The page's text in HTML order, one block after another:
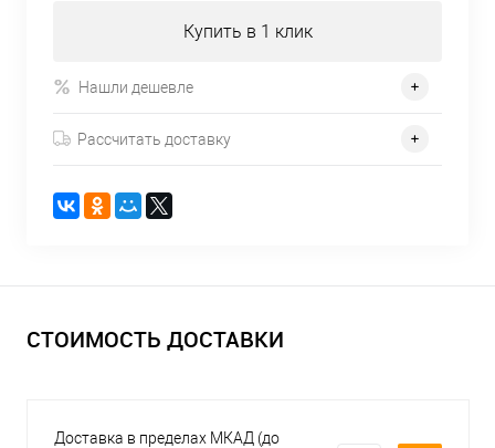
Купить в 1 клик
Нашли дешевле
Рассчитать доставку
СТОИМОСТЬ ДОСТАВКИ
Доставка в пределах МКАД (до